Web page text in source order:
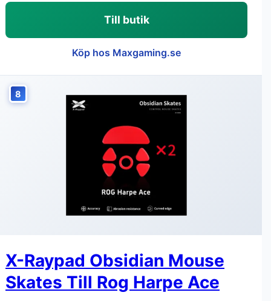
Till butik
Köp hos Maxgaming.se
8
X-Raypad Obsidian Mouse
Skates Till Rog Harpe Ace